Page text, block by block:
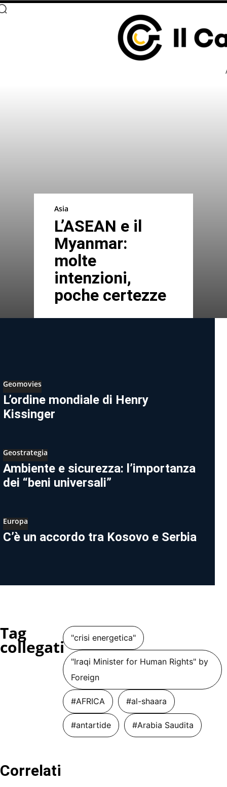
Asia
L’ASEAN e il
Myanmar:
molte
intenzioni,
poche certezze
Geomovies
L’ordine mondiale di Henry
Kissinger
Geostrategia
Ambiente e sicurezza: l’importanza
dei “beni universali”
Europa
C’è un accordo tra Kosovo e Serbia
Tag
collegati "crisi energetica"
"Iraqi Minister for Human Rights" by
Foreign
#AFRICA #al-shaara
#antartide #Arabia Saudita
Correlati